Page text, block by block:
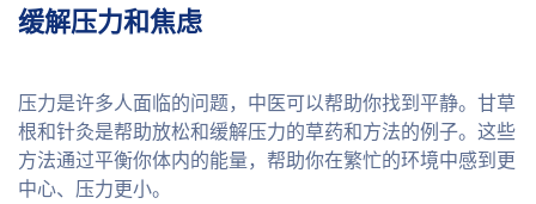
缓解压力和焦虑
压力是许多人面临的问题，中医可以帮助你找到平静。甘草
根和针灸是帮助放松和缓解压力的草药和方法的例子。这些
方法通过平衡你体内的能量，帮助你在繁忙的环境中感到更
中心、压力更小。